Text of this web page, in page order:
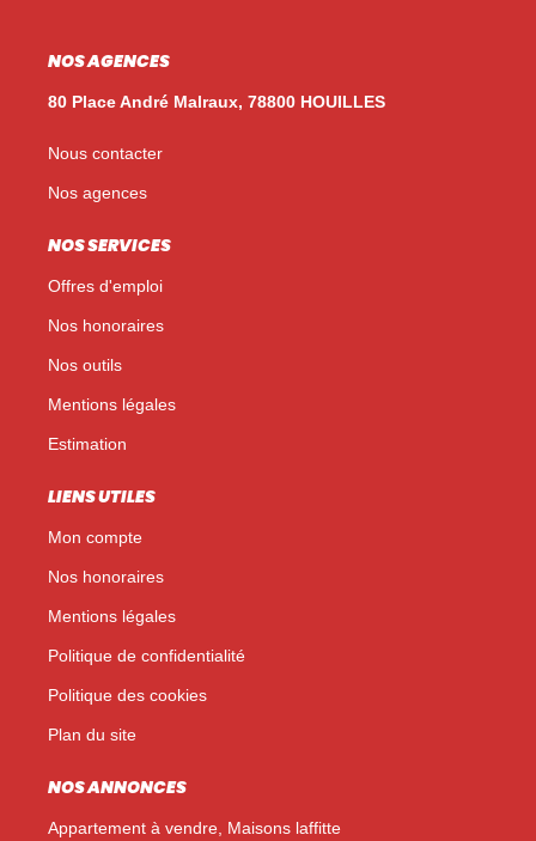
NOS AGENCES
80 Place André Malraux, 78800 HOUILLES
Nous contacter
Nos agences
NOS SERVICES
Offres d'emploi
Nos honoraires
Nos outils
Mentions légales
Estimation
LIENS UTILES
Mon compte
Nos honoraires
Mentions légales
Politique de confidentialité
Politique des cookies
Plan du site
NOS ANNONCES
Appartement à vendre, Maisons laffitte